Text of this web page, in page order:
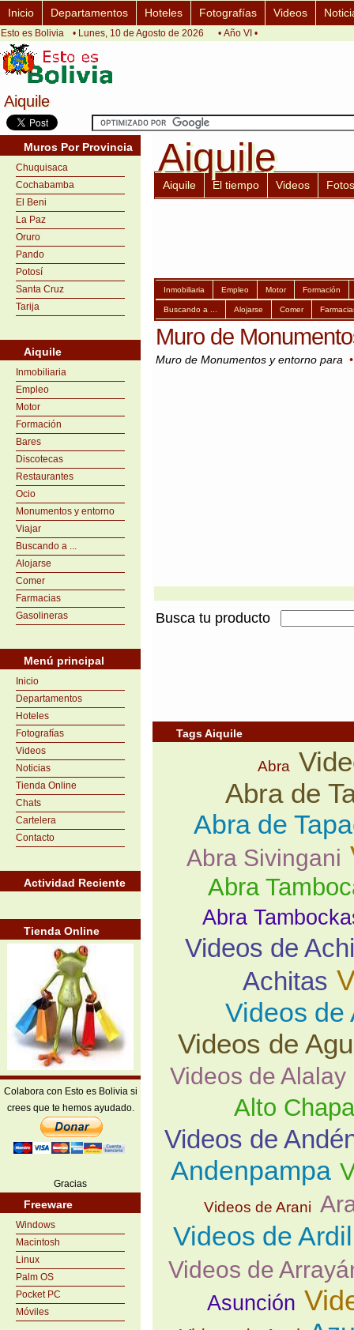
Aiquile
Aiquile
Inicio Departamentos Hoteles Fotografías Videos
Esto es Bolivia • Lunes, 10 de Agosto de 2026 • Año VI •
Muros Por Provincia
Chuquisaca
Cochabamba
El Beni
La Paz
Oruro
Pando
Potosí
Santa Cruz
Tarija
Aiquile
Inmobiliaria
Empleo
Motor
Formación
Bares
Discotecas
Restaurantes
Ocio
Monumentos y entorno
Viajar
Buscando a ...
Alojarse
Comer
Farmacias
Gasolineras
Menú principal
Inicio
Departamentos
Hoteles
Fotografías
Videos
Noticias
Tienda Online
Chats
Cartelera
Contacto
Actividad Reciente
Tienda Online
Colabora con Esto es Bolivia si
crees que te hemos ayudado.
Gracias
Freeware
Windows
Macintosh
Linux
Palm OS
Pocket PC
Móviles
Aiquile
Aiquile
Aiquile El tiempo Videos Fotos
Inmobiliaria Empleo Motor Formación
Buscando a ... Alojarse Comer
Muro de
Muro de Monumentos y entorno para
Busca tu producto
Tags Aiquile
Abra
Abra de
Abra de
Abra Sivingani
Abra
Abra
Videos de
Achitas
Videos de
Videos de
Videos de Alalay
Alto
Videos de
Andenpampa
Videos de Arani
Videos de
Videos de
Asunción